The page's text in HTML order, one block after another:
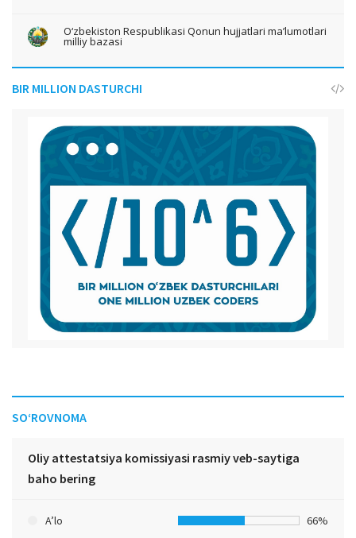
O‘zbekiston Respublikasi Qonun hujjatlari ma’lumotlari
milliy bazasi
BIR MILLION DASTURCHI
SO‘ROVNOMA
Oliy attestatsiya komissiyasi rasmiy veb-saytiga
baho bering
A’lo 66%